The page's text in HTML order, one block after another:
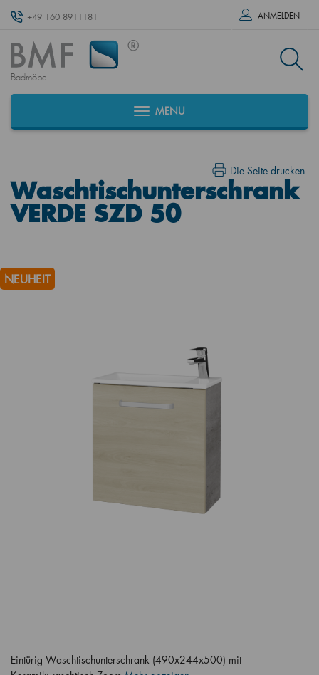
+49 160 8911181 ANMELDEN
Badmöbel
MENU
Die Seite drucken
Waschtischunterschrank
VERDE SZD 50
NEUHEIT
Eintürig Waschtischunterschrank (490x244x500) mit